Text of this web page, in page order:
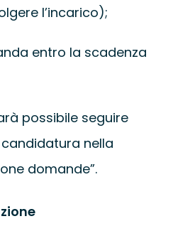
l’incarico);
entro la scadenza
possibile seguire
nella
domande”.